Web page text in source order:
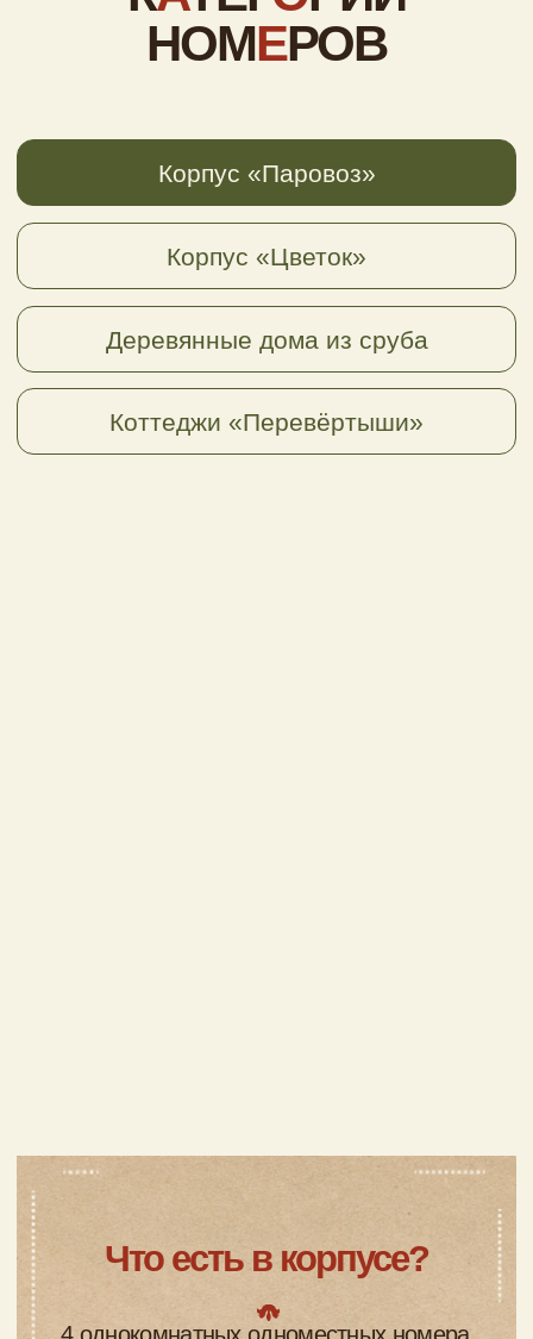
До 3-х человек; 36 кв. м.
(доп.место по запросу)
3-местный двухкомнатный
номер, Coupe Family
Забронировать
1 человек, 12 кв.м.